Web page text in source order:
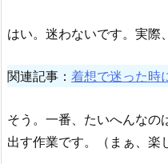
はい。迷わないです。実際
関連記事： 着想で迷った時
そう。一番、たいへんなの
出す作業です。（まぁ、楽